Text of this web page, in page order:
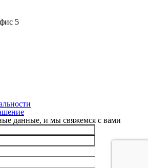
5
данные, и мы свяжемся с вами